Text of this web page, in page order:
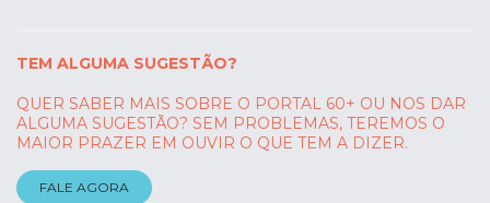
TEM ALGUMA SUGESTÃO?
QUER SABER MAIS SOBRE O PORTAL 60+ OU NOS DAR
ALGUMA SUGESTÃO? SEM PROBLEMAS, TEREMOS O
MAIOR PRAZER EM OUVIR O QUE TEM A DIZER.
FALE AGORA